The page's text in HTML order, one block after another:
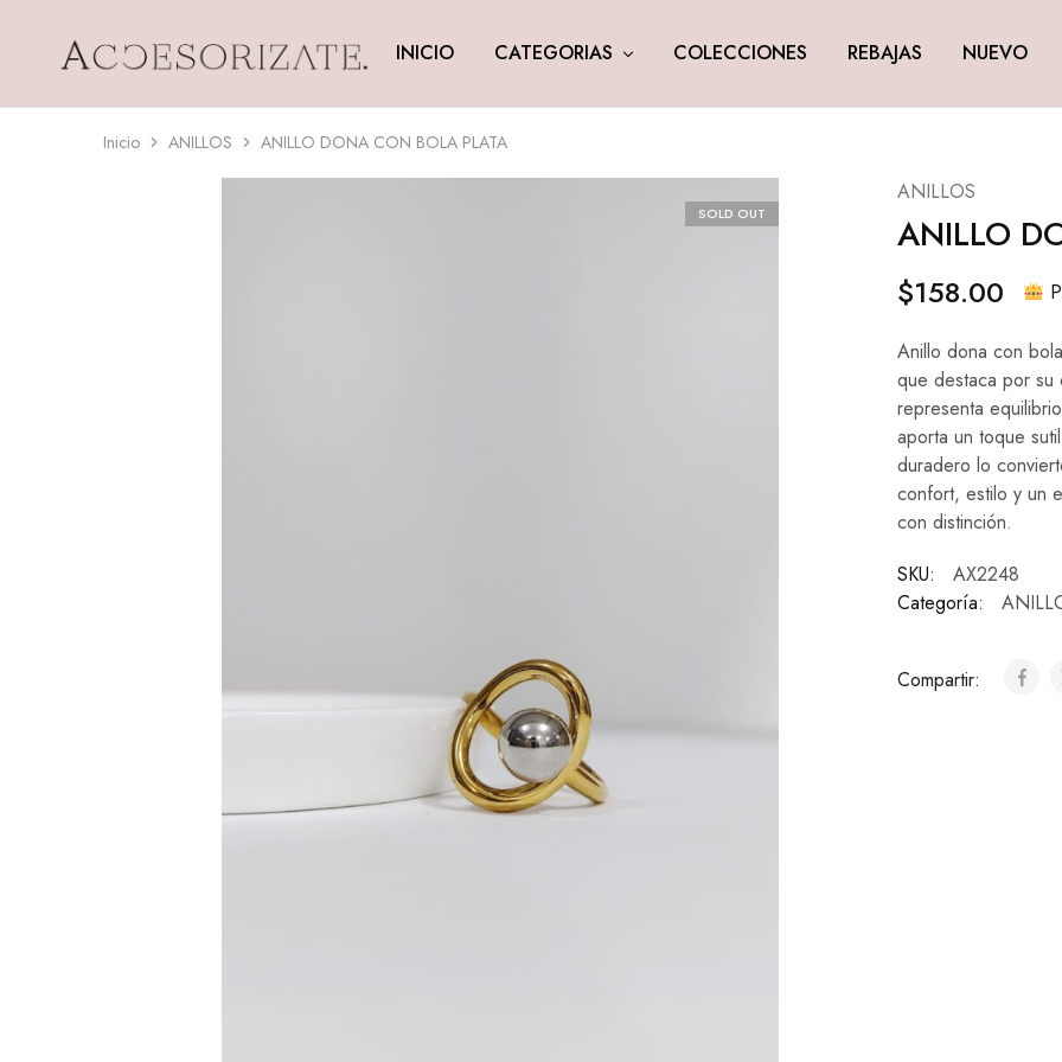
Accesorizate INICIO CATEGORIAS COLECCIONES REBAJAS NUEVO
Inicio ANILLOS ANILLO DONA CON BOLA PLATA
SOLD OUT
ANILLOS
ANILLO
$158.00
Anillo dona con
que destaca por su
representa
aporta un toque
duradero lo
confort, estilo y un
con distinción.
SKU:
AX2248
Categoría:
Compartir: